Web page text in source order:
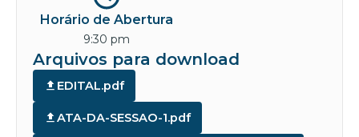
Horário de Abertura
9:30 pm
Arquivos para download
EDITAL.pdf
ATA-DA-SESSAO-1.pdf